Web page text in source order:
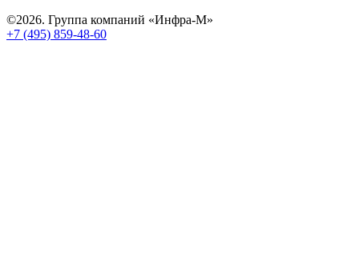
©2026. Группа компаний «Инфра-М»
+7 (495) 859-48-60